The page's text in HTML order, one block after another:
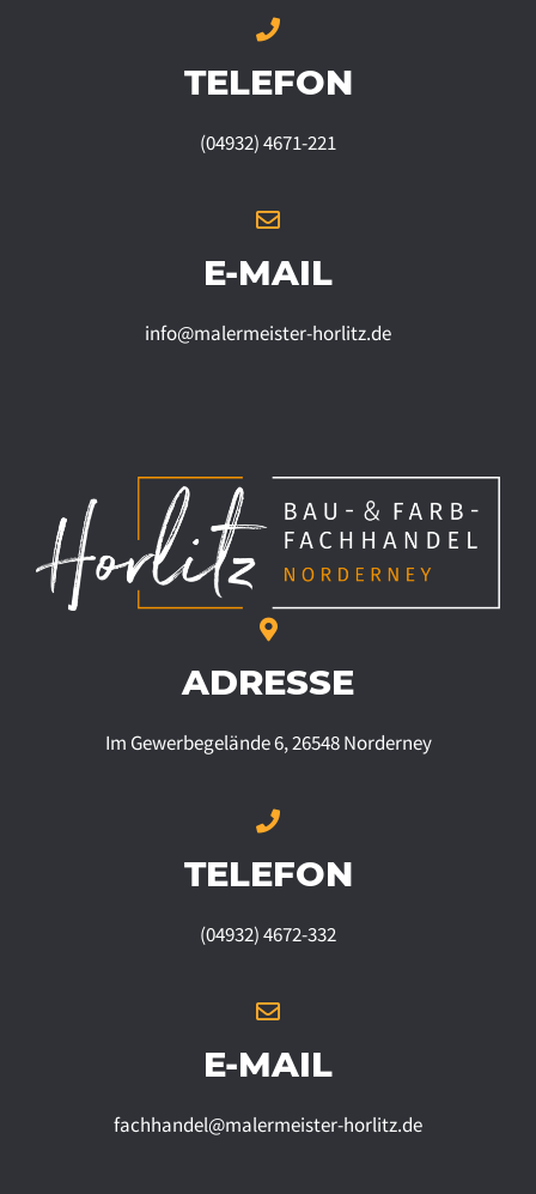
TELEFON
(04932) 4671-221
E-MAIL
info@malermeister-horlitz.de
ADRESSE
Im Gewerbegelände 6, 26548 Norderney
TELEFON
(04932) 4672-332
E-MAIL
fachhandel@malermeister-horlitz.de